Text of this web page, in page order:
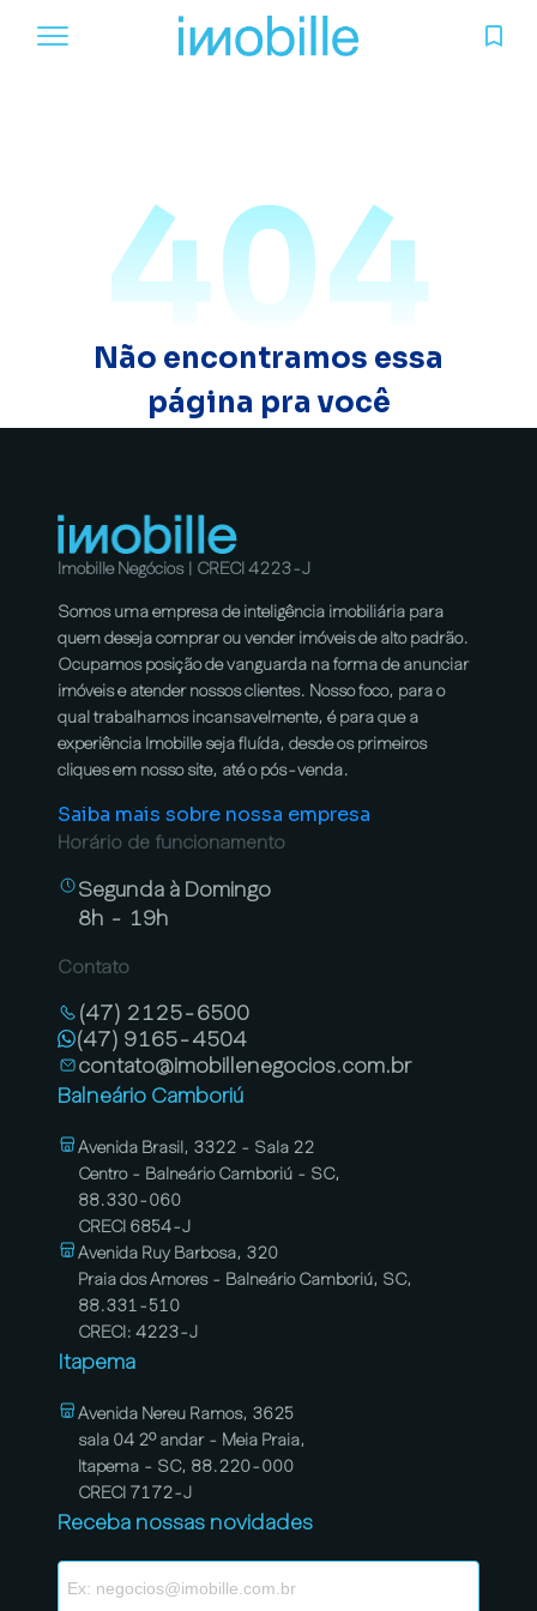
404
Não encontramos essa
página pra você
Imobille Negócios | CRECI 4223-J
Somos uma empresa de inteligência imobiliária para
quem deseja comprar ou vender imóveis de alto padrão.
Ocupamos posição de vanguarda na forma de anunciar
imóveis e atender nossos clientes. Nosso foco, para o
qual trabalhamos incansavelmente, é para que a
experiência Imobille seja fluída, desde os primeiros
cliques em nosso site, até o pós-venda.
Saiba mais sobre nossa empresa
Horário de funcionamento
Segunda à Domingo
8h - 19h
Contato
(47) 2125-6500
(47) 9165-4504
contato@imobillenegocios.com.br
Balneário Camboriú
Avenida Brasil, 3322 - Sala 22
Centro - Balneário Camboriú - SC,
88.330-060
CRECI 6854-J
Avenida Ruy Barbosa, 320
Praia dos Amores - Balneário Camboriú, SC,
88.331-510
CRECI: 4223-J
Itapema
Avenida Nereu Ramos, 3625
sala 04 2º andar - Meia Praia,
Itapema - SC, 88.220-000
CRECI 7172-J
Receba nossas novidades